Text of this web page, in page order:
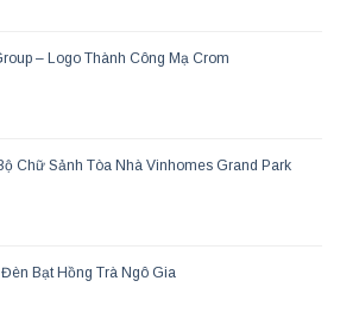
– Logo Thành Công Mạ Crom
Chữ Sảnh Tòa Nhà Vinhomes Grand Park
Bạt Hồng Trà Ngô Gia